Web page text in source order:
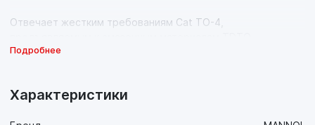
Отвечает жестким требованиям Cat TO-4,
(Transmission/Drive Train Oil) компанией Caterpillar.
предъявляемый к гидравлическим жидкостям и
Подробнее
Характеристики